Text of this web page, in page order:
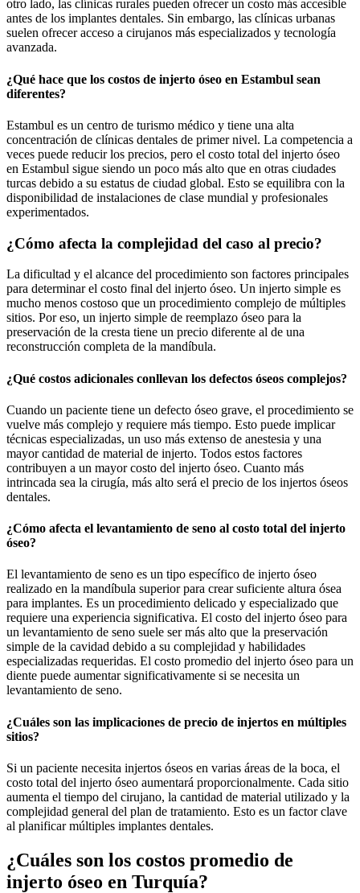
otro lado, las clínicas rurales pueden ofrecer un costo más accesible
antes de los implantes dentales. Sin embargo, las clínicas urbanas
suelen ofrecer acceso a cirujanos más especializados y tecnología
avanzada.
¿Qué hace que los costos de injerto óseo en Estambul sean
diferentes?
Estambul es un centro de turismo médico y tiene una alta
concentración de clínicas dentales de primer nivel. La competencia a
veces puede reducir los precios, pero el costo total del injerto óseo
en Estambul sigue siendo un poco más alto que en otras ciudades
turcas debido a su estatus de ciudad global. Esto se equilibra con la
disponibilidad de instalaciones de clase mundial y profesionales
experimentados.
¿Cómo afecta la complejidad del caso al precio?
La dificultad y el alcance del procedimiento son factores principales
para determinar el costo final del injerto óseo. Un injerto simple es
mucho menos costoso que un procedimiento complejo de múltiples
sitios. Por eso, un injerto simple de reemplazo óseo para la
preservación de la cresta tiene un precio diferente al de una
reconstrucción completa de la mandíbula.
¿Qué costos adicionales conllevan los defectos óseos complejos?
Cuando un paciente tiene un defecto óseo grave, el procedimiento se
vuelve más complejo y requiere más tiempo. Esto puede implicar
técnicas especializadas, un uso más extenso de anestesia y una
mayor cantidad de material de injerto. Todos estos factores
contribuyen a un mayor costo del injerto óseo. Cuanto más
intrincada sea la cirugía, más alto será el precio de los injertos óseos
dentales.
¿Cómo afecta el levantamiento de seno al costo total del injerto
óseo?
El levantamiento de seno es un tipo específico de injerto óseo
realizado en la mandíbula superior para crear suficiente altura ósea
para implantes. Es un procedimiento delicado y especializado que
requiere una experiencia significativa. El costo del injerto óseo para
un levantamiento de seno suele ser más alto que la preservación
simple de la cavidad debido a su complejidad y habilidades
especializadas requeridas. El costo promedio del injerto óseo para un
diente puede aumentar significativamente si se necesita un
levantamiento de seno.
¿Cuáles son las implicaciones de precio de injertos en múltiples
sitios?
Si un paciente necesita injertos óseos en varias áreas de la boca, el
costo total del injerto óseo aumentará proporcionalmente. Cada sitio
aumenta el tiempo del cirujano, la cantidad de material utilizado y la
complejidad general del plan de tratamiento. Esto es un factor clave
al planificar múltiples implantes dentales.
¿Cuáles son los costos promedio de
injerto óseo en Turquía?